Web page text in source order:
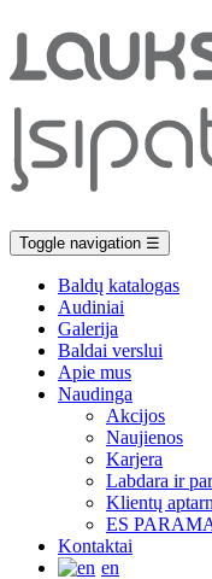
Toggle navigation ☰
Baldų katalogas
Audiniai
Galerija
Baldai verslui
Apie mus
Naudinga
Akcijos
Naujienos
Karjera
Labdara ir
Klientų
ES
Kontaktai
en